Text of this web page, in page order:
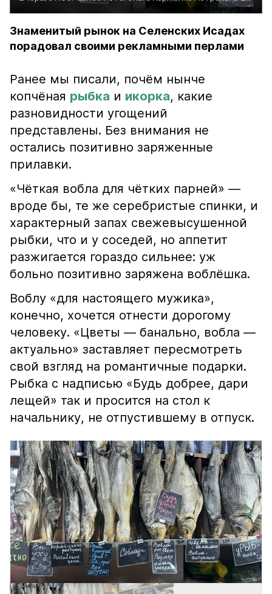
Знаменитый рынок на Селенских Исадах
порадовал своими рекламными перлами
Ранее мы писали, почём нынче
копчёная рыбка и икорка, какие
разновидности угощений
представлены. Без внимания не
остались позитивно заряженные
прилавки.
«Чёткая вобла для чётких парней» —
вроде бы, те же серебристые спинки, и
характерный запах свежевысушенной
рыбки, что и у соседей, но аппетит
разжигается гораздо сильнее: уж
больно позитивно заряжена воблёшка.
Воблу «для настоящего мужика»,
конечно, хочется отнести дорогому
человеку. «Цветы — банально, вобла —
актуально» заставляет пересмотреть
свой взгляд на романтичные подарки.
Рыбка с надписью «Будь добрее, дари
лещей» так и просится на стол к
начальнику, не отпустившему в отпуск.